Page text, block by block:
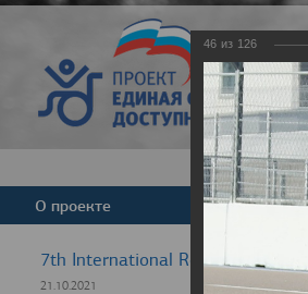
О проекте Команда
7th International Rezept-Sport
21.10.2021
46 из 126